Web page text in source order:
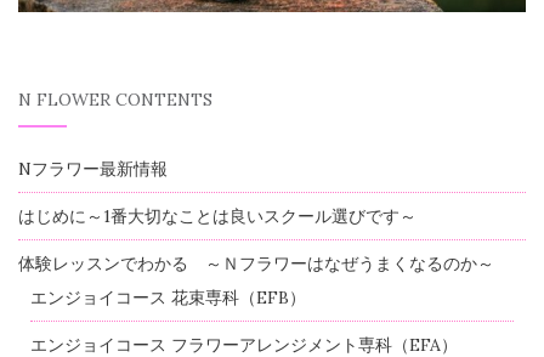
N FLOWER CONTENTS
Nフラワー最新情報
はじめに～1番大切なことは良いスクール選びです～
体験レッスンでわかる ～Ｎフラワーはなぜうまくなるのか～
エンジョイコース 花束専科（EFB）
エンジョイコース フラワーアレンジメント専科（EFA）